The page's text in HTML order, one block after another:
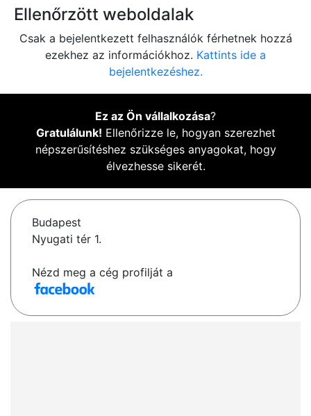
Ellenőrzött weboldalak
Csak a bejelentkezett felhasználók férhetnek hozzá
ezekhez az információkhoz. Kattints ide a
bejelentkezéshez.
Ez az Ön vállalkozása?
Gratulálunk! Ellenőrizze le, hogyan szerezhet
népszerűsítéshez szükséges anyagokat, hogy
élvezhesse sikerét.
Budapest
Nyugati tér 1.
Nézd meg a cég profilját a